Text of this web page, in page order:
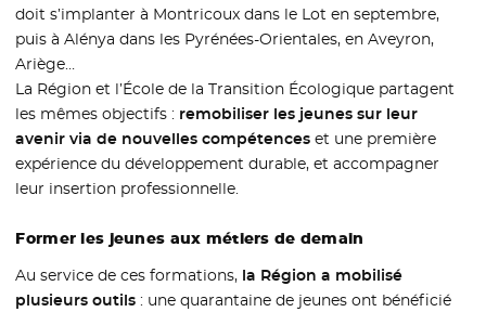
doit s’implanter à Montricoux dans le Lot en septembre,
puis à Alénya dans les Pyrénées-Orientales, en Aveyron,
Ariège…
La Région et l’École de la Transition Écologique partagent
les mêmes objectifs : remobiliser les jeunes sur leur
avenir via de nouvelles compétences et une première
expérience du développement durable, et accompagner
leur insertion professionnelle.
Former les jeunes aux métiers de demain
Au service de ces formations, la Région a mobilisé
plusieurs outils : une quarantaine de jeunes ont bénéficié